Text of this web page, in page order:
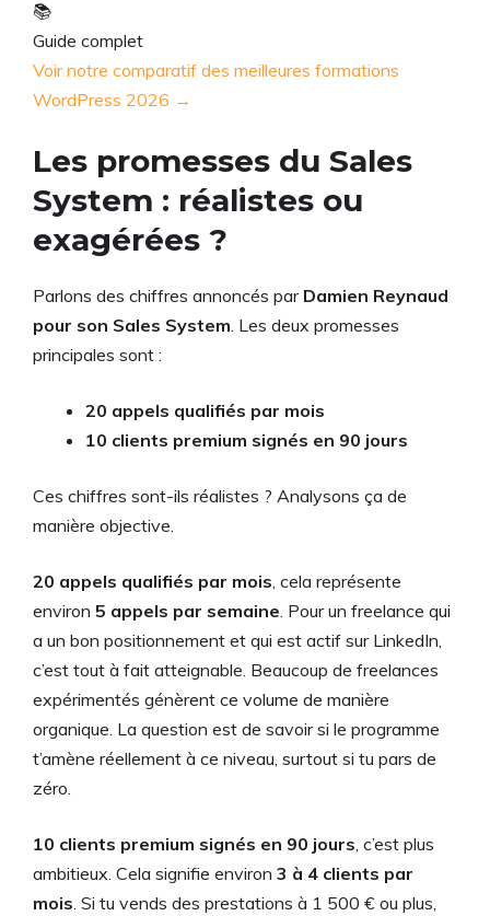
📚
Guide complet
Voir notre comparatif des meilleures formations
WordPress 2026 →
Les promesses du Sales
System : réalistes ou
exagérées ?
Parlons des chiffres annoncés par Damien Reynaud
pour son Sales System . Les deux promesses
principales sont :
20 appels qualifiés par mois
10 clients premium signés en 90 jours
Ces chiffres sont-ils réalistes ? Analysons ça de
manière objective.
20 appels qualifiés par mois , cela représente
environ 5 appels par semaine . Pour un freelance qui
a un bon positionnement et qui est actif sur LinkedIn,
c’est tout à fait atteignable. Beaucoup de freelances
expérimentés génèrent ce volume de manière
organique. La question est de savoir si le programme
t’amène réellement à ce niveau, surtout si tu pars de
zéro.
10 clients premium signés en 90 jours , c’est plus
ambitieux. Cela signifie environ 3 à 4 clients par
mois . Si tu vends des prestations à 1 500 € ou plus,